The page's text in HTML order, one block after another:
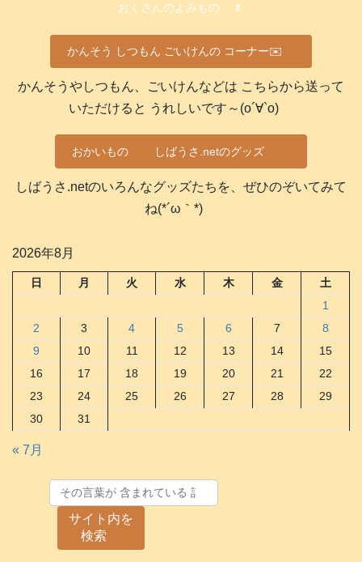
おくさんのよみもの 🌷
かんそう しつもん ごいけんの コーナー✉️
かんそうやしつもん、ごいけんなどは こちらから送って
いただけると うれしいです～(о´∀`о)
おかいもの しばうさ.netのグッズ
しばうさ.netのいろんなグッズたちを、ぜひのぞいてみて
ね(*´ω｀*)
2026年8月
日 月 火 水 木 金
土
1
2
3 4 5 6 7
8
9
10 11 12 13 14
15
16
17 18 19 20 21
22
23
24 25 26 27 28
29
30
31
« 7月
サイト内を
検索